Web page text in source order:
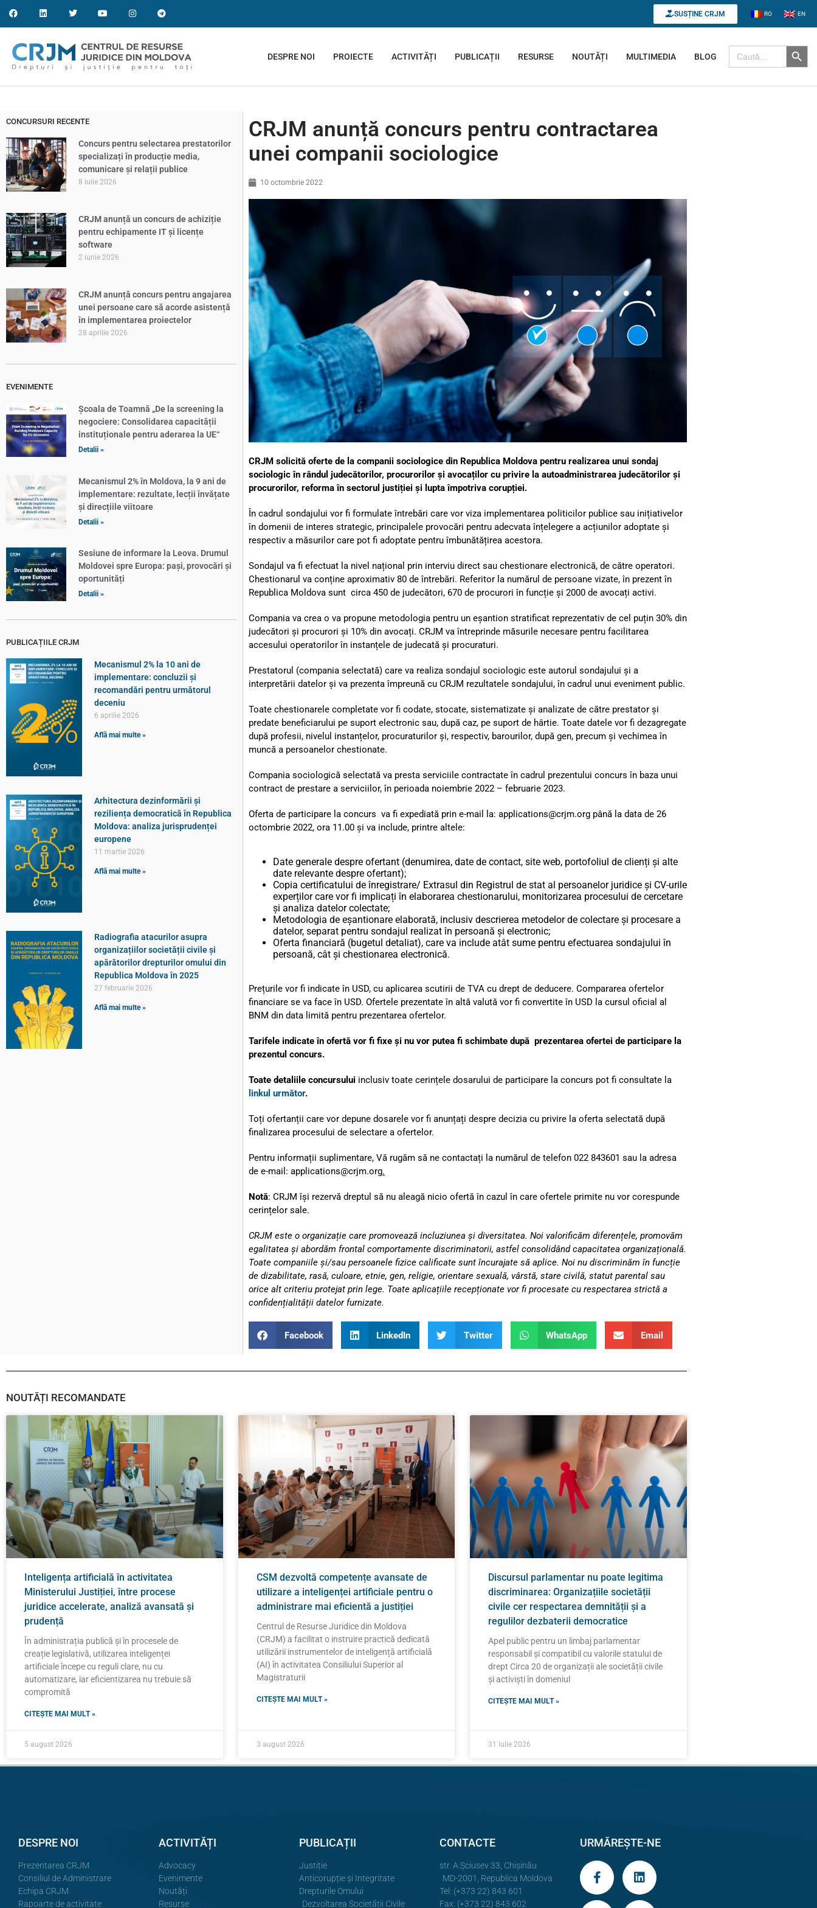
SUSȚINE CRJM RO EN
DESPRE NOI PROIECTE ACTIVITĂȚI PUBLICAȚII RESURSE NOUTĂȚI MULTIMEDIA BLOG
Search for: Search
CONCURSURI RECENTE
Concurs pentru selectarea prestatorilor
specializați în producție media,
comunicare și relații publice
8 iulie 2026
CRJM anunță un concurs de achiziție
pentru echipamente IT și licențe
software
2 iunie 2026
CRJM anunță concurs pentru angajarea
unei persoane care să acorde asistență
în implementarea proiectelor
28 aprilie 2026
EVENIMENTE
Școala de Toamnă „De la screening la
negociere: Consolidarea capacității
instituționale pentru aderarea la UE“
Detalii »
Mecanismul 2% în Moldova, la 9 ani de
implementare: rezultate, lecții învățate
și direcțiile viitoare
Detalii »
Sesiune de informare la Leova. Drumul
Moldovei spre Europa: pași, provocări și
oportunități
Detalii »
PUBLICAȚIILE CRJM
Mecanismul 2% la 10 ani de
implementare: concluzii și
recomandări pentru următorul
deceniu
6 aprilie 2026
Află mai multe »
Arhitectura dezinformării și
reziliența democratică în Republica
Moldova: analiza jurisprudenței
europene
11 martie 2026
Află mai multe »
Radiografia atacurilor asupra
organizațiilor societății civile și
apărătorilor drepturilor omului din
Republica Moldova în 2025
27 februarie 2026
Află mai multe »
CRJM anunță concurs pentru contractarea
unei companii sociologice
10 octombrie 2022
CRJM solicită oferte de la companii sociologice din Republica Moldova pentru realizarea unui sondaj
sociologic în rândul judecătorilor, procurorilor și avocaților cu privire la autoadministrarea judecătorilor și
procurorilor, reforma în sectorul justiției și lupta împotriva corupției.
În cadrul sondajului vor fi formulate întrebări care vor viza implementarea politicilor publice sau inițiativelor
în domenii de interes strategic, principalele provocări pentru adecvata înțelegere a acțiunilor adoptate și
respectiv a măsurilor care pot fi adoptate pentru îmbunătățirea acestora.
Sondajul va fi efectuat la nivel național prin interviu direct sau chestionare electronică, de către operatori.
Chestionarul va conține aproximativ 80 de întrebări. Referitor la numărul de persoane vizate, în prezent în
Republica Moldova sunt circa 450 de judecători, 670 de procurori în funcție și 2000 de avocați activi.
Compania va crea o va propune metodologia pentru un eșantion stratificat reprezentativ de cel puțin 30% din
judecători și procurori și 10% din avocați. CRJM va întreprinde măsurile necesare pentru facilitarea
accesului operatorilor în instanțele de judecată și procuraturi.
Prestatorul (compania selectată) care va realiza sondajul sociologic este autorul sondajului și a
interpretării datelor și va prezenta împreună cu CRJM rezultatele sondajului, în cadrul unui eveniment public.
Toate chestionarele completate vor fi codate, stocate, sistematizate și analizate de către prestator și
predate beneficiarului pe suport electronic sau, după caz, pe suport de hârtie. Toate datele vor fi dezagregate
după profesii, nivelul instanțelor, procuraturilor și, respectiv, barourilor, după gen, precum și vechimea în
muncă a persoanelor chestionate.
Compania sociologică selectată va presta serviciile contractate în cadrul prezentului concurs în baza unui
contract de prestare a serviciilor, în perioada noiembrie 2022 – februarie 2023.
Oferta de participare la concurs va fi expediată prin e-mail la: applications@crjm.org până la data de 26
octombrie 2022, ora 11.00 și va include, printre altele:
Date generale despre ofertant (denumirea, date de contact, site web, portofoliul de clienți și alte
date relevante despre ofertant);
Copia certificatului de înregistrare/ Extrasul din Registrul de stat al persoanelor juridice și CV-urile
experților care vor fi implicați în elaborarea chestionarului, monitorizarea procesului de cercetare
şi analiza datelor colectate;
Metodologia de eșantionare elaborată, inclusiv descrierea metodelor de colectare și procesare a
datelor, separat pentru sondajul realizat în persoană și electronic;
Oferta financiară (bugetul detaliat), care va include atât sume pentru efectuarea sondajului în
persoană, cât și chestionarea electronică.
Prețurile vor fi indicate în USD, cu aplicarea scutirii de TVA cu drept de deducere. Compararea ofertelor
financiare se va face în USD. Ofertele prezentate în altă valută vor fi convertite în USD la cursul oficial al
BNM din data limită pentru prezentarea ofertelor.
Tarifele indicate în ofertă vor fi fixe şi nu vor putea fi schimbate după prezentarea ofertei de participare la
prezentul concurs.
Toate detaliile concursului inclusiv toate cerințele dosarului de participare la concurs pot fi consultate la
linkul următor.
Toți ofertanții care vor depune dosarele vor fi anunțați despre decizia cu privire la oferta selectată după
finalizarea procesului de selectare a ofertelor.
Pentru informații suplimentare, Vă rugăm să ne contactați la numărul de telefon 022 843601 sau la adresa
de e-mail: applications@crjm.org.
Notă: CRJM își rezervă dreptul să nu aleagă nicio ofertă în cazul în care ofertele primite nu vor corespunde
cerințelor sale.
CRJM este o organizație care promovează incluziunea și diversitatea. Noi valorificăm diferențele, promovăm
egalitatea și abordăm frontal comportamente discriminatorii, astfel consolidând capacitatea organizațională.
Toate companiile și/sau persoanele fizice calificate sunt încurajate să aplice. Noi nu discriminăm în funcție
de dizabilitate, rasă, culoare, etnie, gen, religie, orientare sexuală, vârstă, stare civilă, statut parental sau
orice alt criteriu protejat prin lege. Toate aplicațiile recepționate vor fi procesate cu respectarea strictă a
confidențialității datelor furnizate.
Facebook LinkedIn Twitter WhatsApp Email
NOUTĂȚI RECOMANDATE
Inteligența artificială în activitatea
Ministerului Justiției, între procese
juridice accelerate, analiză avansată și
prudență
În administrația publică și în procesele de
creație legislativă, utilizarea inteligenței
artificiale începe cu reguli clare, nu cu
automatizare, iar eficientizarea nu trebuie să
compromită
CITEȘTE MAI MULT »
5 august 2026
CSM dezvoltă competențe avansate de
utilizare a inteligenței artificiale pentru o
administrare mai eficientă a justiției
Centrul de Resurse Juridice din Moldova
(CRJM) a facilitat o instruire practică dedicată
utilizării instrumentelor de inteligență artificială
(AI) în activitatea Consiliului Superior al
Magistraturii
CITEȘTE MAI MULT »
3 august 2026
Discursul parlamentar nu poate legitima
discriminarea: Organizațiile societății
civile cer respectarea demnității și a
regulilor dezbaterii democratice
Apel public pentru un limbaj parlamentar
responsabil și compatibil cu valorile statului de
drept Circa 20 de organizații ale societății civile
și activiști în domeniul
CITEȘTE MAI MULT »
31 iulie 2026
DESPRE NOI
Prezentarea CRJM
Consiliul de Administrare
Echipa CRJM
Rapoarte de activitate
ACTIVITĂȚI
Advocacy
Evenimente
Noutăți
Resurse
PUBLICAȚII
Justiție
Anticorupție și Integritate
Drepturile Omului
Dezvoltarea Societății Civile
CONTACTE
str. A.Şciusev 33, Chișinău
MD-2001, Republica Moldova
Tel: (+373 22) 843 601
Fax: (+373 22) 843 602
URMĂREȘTE-NE